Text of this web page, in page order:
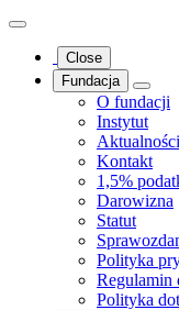
Close
Fundacja
O fundacji
Instytut
Aktualności
Kontakt
1,5%
Darowizna
Statut
Polityka
Regulamin
Polityka